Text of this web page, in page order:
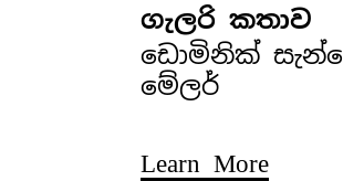
ගැලරි කතාව
ඩොමිනික්
මේලර්
Learn More